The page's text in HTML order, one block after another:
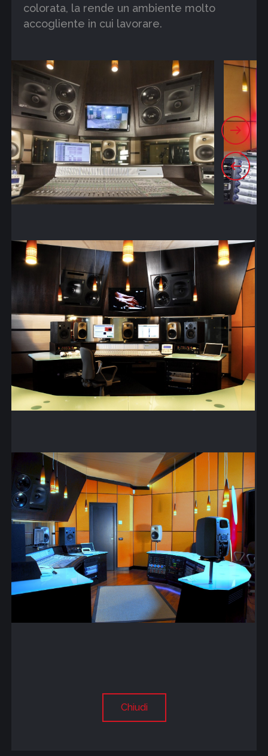
colorata, la rende un ambiente molto
accogliente in cui lavorare.
Chiudi